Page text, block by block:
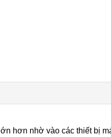
hơn nhờ vào các thiết bị